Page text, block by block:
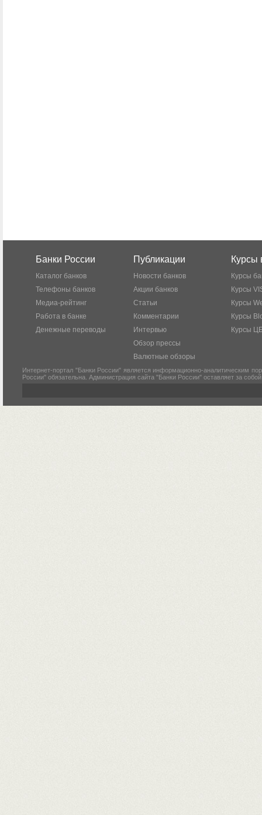
Банки России
Каталог банков
Телефоны банков
Медиа-рейтинг
Работа в банке
Денежные переводы
Публикации
Новости банков
Акции банков
Статьи
Комментарии
Интервью
Обзор прессы
Валютные обзоры
Курсы
Курсы
Курсы
Курсы
Курсы
Курсы
Интернет-портал "Банки России" является информационно-аналитическим
России" обязательна. Администрация сайта "Банки России" оставляет за